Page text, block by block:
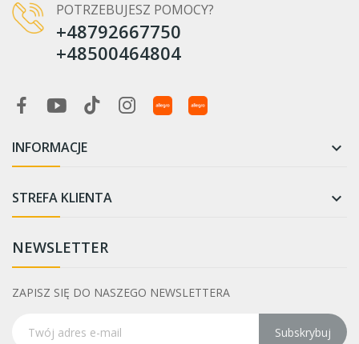
POTRZEBUJESZ POMOCY?
+48792667750
+48500464804
INFORMACJE 
STREFA KLIENTA 
NEWSLETTER
ZAPISZ SIĘ DO NASZEGO NEWSLETTERA
Subskrybuj